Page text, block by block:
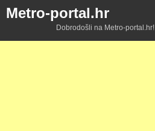
Metro-portal.hr
Dobrodošli na Metro-portal.hr!